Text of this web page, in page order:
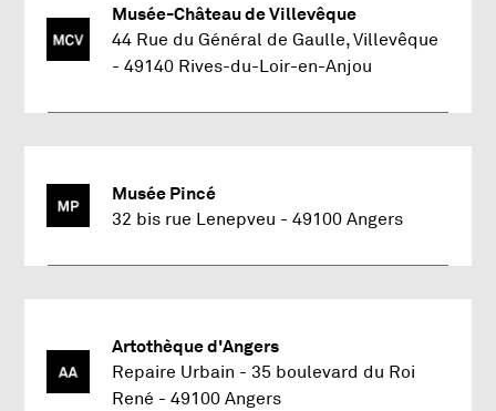
Adresse : 43 Rue Jules Guitton 49100 Angers
Musée-Château de Villevêque
44 Rue du Général de Gaulle, Villevêque
49140 Rives-du-Loir-en-Anjou
, Ouvre une nouvelle fenêtre
Adresse : 44 Rue du Général de Gaulle, Villevêque
Musée Pincé
32 bis rue Lenepveu
49100 Angers
, Ouvre une nouvelle fenêtre
Adresse : 32 bis rue Lenepveu 49100 Angers
Artothèque d'Angers
Repaire Urbain - 35 boulevard du Roi
René
49100 Angers
, Ouvre une nouvelle fenêtre